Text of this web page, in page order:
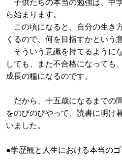
ら始まります。
この頃になると、自分の生き
くるので、何を目指すかという
そういう意識を持てるように
しても、また不合格になっても
成長の糧になるのです。
だから、十五歳になるまでの
をのびのびやって、読書に明け
いました。
●学歴観と人生における本当の